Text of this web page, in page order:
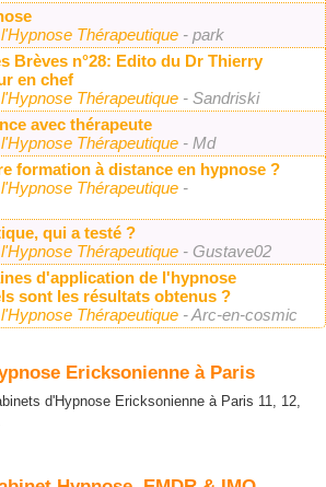
Thérapeutique - park
Brèves n°28: Edito du Dr Thierry
en chef
Thérapeutique - Sandriski
avec thérapeute
Thérapeutique - Md
formation à distance en hypnose ?
Thérapeutique -
qui a testé ?
Thérapeutique - Gustave02
d'application de l'hypnose
sont les résultats obtenus ?
Thérapeutique - Arc-en-cosmic
Ericksonienne à Paris
d'Hypnose Ericksonienne à Paris 11, 12,